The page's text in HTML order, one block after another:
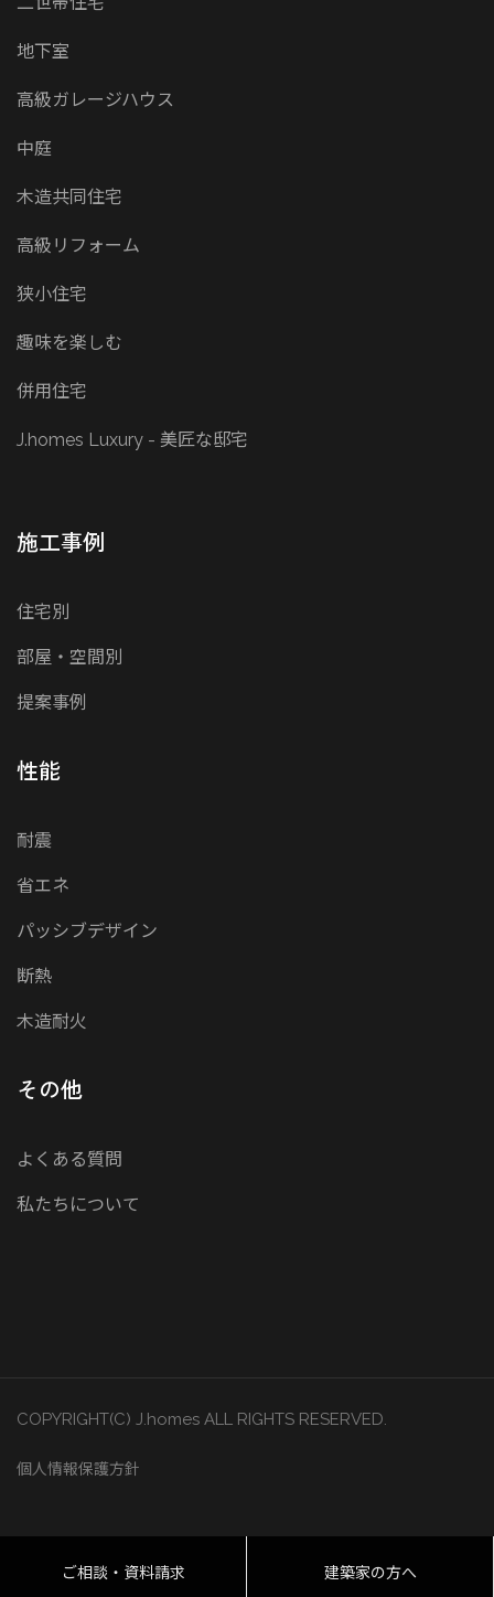
地下室
高級ガレージハウス
中庭
木造共同住宅
高級リフォーム
狭小住宅
趣味を楽しむ
併用住宅
J.homes Luxury - 美匠な邸宅
施工事例
住宅別
部屋・空間別
提案事例
性能
耐震
省エネ
パッシブデザイン
断熱
木造耐火
その他
よくある質問
私たちについて
COPYRIGHT(C) J.homes ALL RIGHTS RESERVED.
個人情報保護方針
ご相談・資料請求 建築家の方へ